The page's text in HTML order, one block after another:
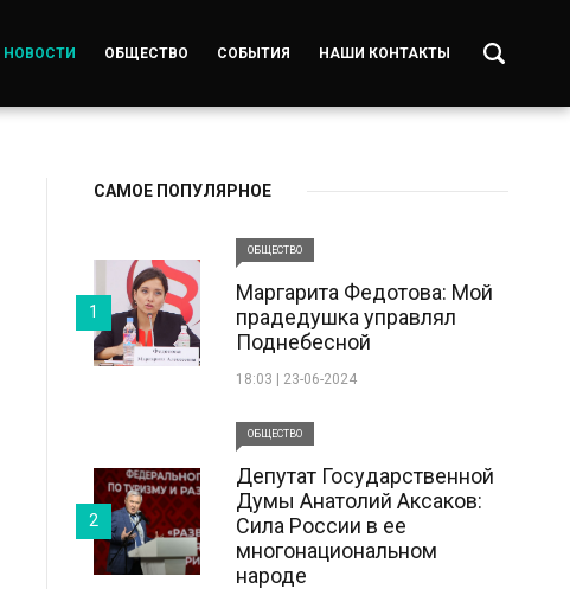
НОВОСТИ ОБЩЕСТВО СОБЫТИЯ НАШИ КОНТАКТЫ
САМОЕ ПОПУЛЯРНОЕ
ОБЩЕСТВО
Маргарита Федотова: Мой
прадедушка управлял
Поднебесной
18:03 | 23-06-2024
1
ОБЩЕСТВО
Депутат Государственной
Думы Анатолий Аксаков:
Сила России в ее
многонациональном
народе
2